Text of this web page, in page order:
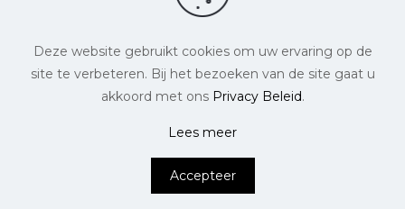
Levertijd & Verzendkosten
Privacyverklaring
© ByBonita Fashion. Alle rechten voorbehouden. |
Website laten makendoor Chuck's
Deze website gebruikt cookies om uw ervaring op de
site te verbeteren. Bij het bezoeken van de site gaat u
akkoord met ons Privacy Beleid.
Lees meer
Accepteer
Hoe kan ik je helpen?